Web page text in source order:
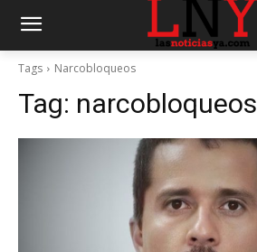
Tags Narcobloqueos
Tag: narcobloqueos